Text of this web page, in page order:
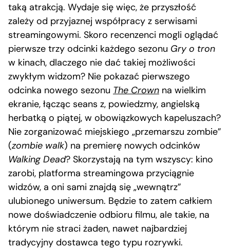
taką atrakcją. Wydaje się więc, że przyszłość
zależy od przyjaznej współpracy z serwisami
streamingowymi. Skoro recenzenci mogli oglądać
pierwsze trzy odcinki każdego sezonu Gry o tron
w kinach, dlaczego nie dać takiej możliwości
zwykłym widzom? Nie pokazać pierwszego
odcinka nowego sezonu The Crown na wielkim
ekranie, łącząc seans z, powiedzmy, angielską
herbatką o piątej, w obowiązkowych kapeluszach?
Nie zorganizować miejskiego „przemarszu zombie”
(zombie walk) na premierę nowych odcinków
Walking Dead? Skorzystają na tym wszyscy: kino
zarobi, platforma streamingowa przyciągnie
widzów, a oni sami znajdą się „wewnątrz”
ulubionego uniwersum. Będzie to zatem całkiem
nowe doświadczenie odbioru filmu, ale takie, na
którym nie straci żaden, nawet najbardziej
tradycyjny dostawca tego typu rozrywki.